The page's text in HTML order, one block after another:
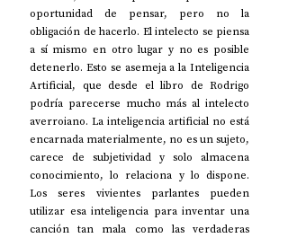
oportunidad de pensar, pero no la
obligación de hacerlo. El intelecto se piensa
a sí mismo en otro lugar y no es posible
detenerlo. Esto se asemeja a la Inteligencia
Artificial, que desde el libro de Rodrigo
podría parecerse mucho más al intelecto
averroiano. La inteligencia artificial no está
encarnada materialmente, no es un sujeto,
carece de subjetividad y solo almacena
conocimiento, lo relaciona y lo dispone.
Los seres vivientes parlantes pueden
utilizar esa inteligencia para inventar una
canción tan mala como las verdaderas